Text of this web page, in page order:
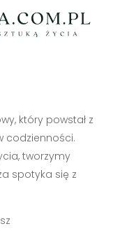
który powstał z
codzienności.
tworzymy
spotyka się z